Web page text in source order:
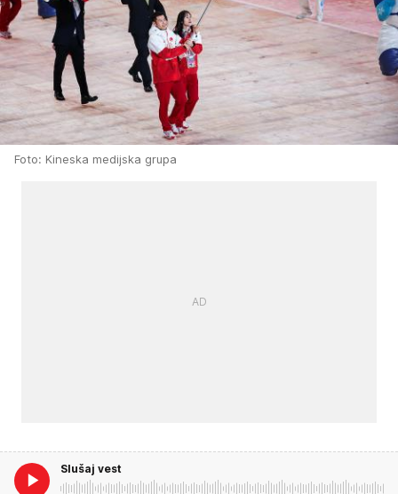
Foto: Kineska medijska grupa
Slušaj vest